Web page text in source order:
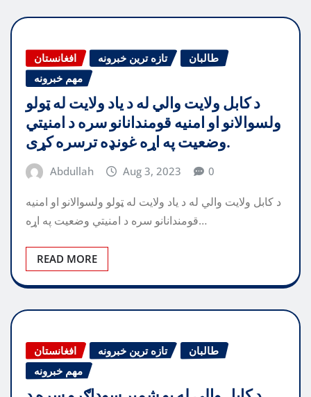
افغانستان تازه ترین خبرونه
طالبان
مهم خبرونه
د کابل ولایت والي له د یاد ولایت له ټولو
ولسوالانو او امنیه قومندانانو سره د امنیتي
وضعیت په اړه غونډه ترسره کړی.
Abdullah Aug 3, 2023 0
د کابل ولایت والي له د یاد ولایت له ټولو ولسوالانو او امنیه
قومندانانو سره د امنیتي وضعیت په اړه…
READ MORE
افغانستان تازه ترین خبرونه
طالبان
مهم خبرونه